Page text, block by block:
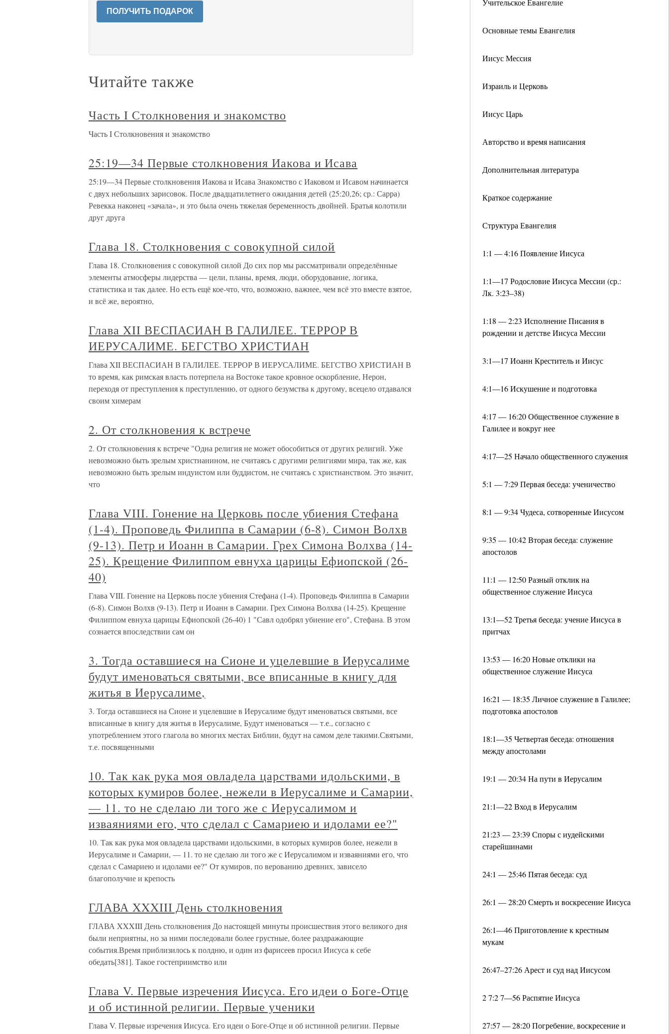
Учительское Евангелие
Основные темы Евангелия
Иисус Мессия
Израиль и Церковь
Иисус Царь
Авторство и время написания
Дополнительная литература
Краткое содержание
Структура Евангелия
1:1 — 4:16 Появление Иисуса
1:1—17 Родословие Иисуса Мессии (ср.:
Лк. 3:23–38)
1:18 — 2:23 Исполнение Писания в
рождении и детстве Иисуса Мессии
3:1—17 Иоанн Креститель и Иисус
4:1—16 Искушение и подготовка
4:17 — 16:20 Общественное служение в
Галилее и вокруг нее
4:17—25 Начало общественного служения
5:1 — 7:29 Первая беседа: ученичество
8:1 — 9:34 Чудеса, сотворенные Иисусом
9:35 — 10:42 Вторая беседа: служение
апостолов
11:1 — 12:50 Разный отклик на
общественное служение Иисуса
13:1—52 Третья беседа: учение Иисуса в
притчах
13:53 — 16:20 Новые отклики на
общественное служение Иисуса
16:21 — 18:35 Личное служение в Галилее;
подготовка апостолов
18:1—35 Четвертая беседа: отношения
между апостолами
19:1 — 20:34 На пути в Иерусалим
21:1—22 Вход в Иерусалим
21:23 — 23:39 Споры с иудейскими
старейшинами
24:1 — 25:46 Пятая беседа: суд
26:1 — 28:20 Смерть и воскресение Иисуса
26:1—46 Приготовление к крестным
мукам
26:47–27:26 Арест и суд над Иисусом
2 7:2 7—56 Распятие Иисуса
27:57 — 28:20 Погребение, воскресение и
ПОЛУЧИТЬ ПОДАРОК
Читайте также
Часть I Столкновения и знакомство
Часть I Столкновения и знакомство
25:19—34 Первые столкновения Иакова и Исава
25:19—34 Первые столкновения Иакова и Исава Знакомство с Иаковом и Исавом начинается
с двух небольших зарисовок. После двадцатилетнего ожидания детей (25:20,26; ср.: Сарра)
Ревекка наконец «зачала», и это была очень тяжелая беременность двойней. Братья колотили
друг друга
Глава 18. Столкновения с совокупной силой
Глава 18. Столкновения с совокупной силой До сих пор мы рассматривали определённые
элементы атмосферы лидерства — цели, планы, время, люди, оборудование, логика,
статистика и так далее. Но есть ещё кое-что, что, возможно, важнее, чем всё это вместе взятое,
и всё же, вероятно,
Глава XII ВЕСПАСИАН В ГАЛИЛЕЕ. ТЕРРОР В
ИЕРУСАЛИМЕ. БЕГСТВО ХРИСТИАН
Глава XII ВЕСПАСИАН В ГАЛИЛЕЕ. ТЕРРОР В ИЕРУСАЛИМЕ. БЕГСТВО ХРИСТИАН В
то время, как римская власть потерпела на Востоке такое кровное оскорбление, Нерон,
переходя от преступления к преступлению, от одного безумства к другому, всецело отдавался
своим химерам
2. От столкновения к встрече
2. От столкновения к встрече "Одна религия не может обособиться от других религий. Уже
невозможно быть зрелым христианином, не считаясь с другими религиями мира, так же, как
невозможно быть зрелым индуистом или буддистом, не считаясь с христианством. Это значит,
что
Глава VIII. Гонение на Церковь после убиения Стефана
(1-4). Проповедь Филиппа в Самарии (6-8). Симон Волхв
(9-13). Петр и Иоанн в Самарии. Грех Симона Волхва (14-
25). Крещение Филиппом евнуха царицы Ефиопской (26-
40)
Глава VIII. Гонение на Церковь после убиения Стефана (1-4). Проповедь Филиппа в Самарии
(6-8). Симон Волхв (9-13). Петр и Иоанн в Самарии. Грех Симона Волхва (14-25). Крещение
Филиппом евнуха царицы Ефиопской (26-40) 1 "Савл одобрял убиение его", Стефана. В этом
сознается впоследствии сам он
3. Тогда оставшиеся на Сионе и уцелевшие в Иерусалиме
будут именоваться святыми, все вписанные в книгу для
житья в Иерусалиме,
3. Тогда оставшиеся на Сионе и уцелевшие в Иерусалиме будут именоваться святыми, все
вписанные в книгу для житья в Иерусалиме, Будут именоваться — т.е., согласно с
употреблением этого глагола во многих местах Библии, будут на самом деле такими.Святыми,
т.е. посвященными
10. Так как рука моя овладела царствами идольскими, в
которых кумиров более, нежели в Иерусалиме и Самарии,
— 11. то не сделаю ли того же с Иерусалимом и
изваяниями его, что сделал с Самариею и идолами ее?"
10. Так как рука моя овладела царствами идольскими, в которых кумиров более, нежели в
Иерусалиме и Самарии, — 11. то не сделаю ли того же с Иерусалимом и изваяниями его, что
сделал с Самариею и идолами ее?" От кумиров, по верованию древних, зависело
благополучие и крепость
ГЛАВА XXXIII День столкновения
ГЛАВА XXXIII День столкновения До настоящей минуты происшествия этого великого дня
были неприятны, но за ними последовали более грустные, более раздражающие
события.Время приблизилось к полдню, и один из фарисеев просил Иисуса к себе
обедать[381]. Такое гостеприимство или
Глава V. Первые изречения Иисуса. Его идеи о Боге-Отце
и об истинной религии. Первые ученики
Глава V. Первые изречения Иисуса. Его идеи о Боге-Отце и об истинной религии. Первые